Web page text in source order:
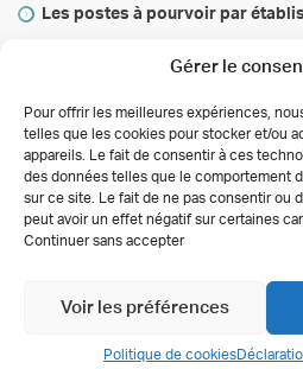
Gérer le
Pour offrir les meilleures expériences,
telles que les cookies pour stocker et/ou
appareils. Le fait de consentir à ces
des données telles que le comportement
sur ce site. Le fait de ne pas consentir ou
peut avoir un effet négatif sur certaines
Continuer sans accepter
Voir les préférences
Politique de cookies
Les postes à pourvoir par
Infos & conseils
Actualités
Autorisations des
Déclaration de
Conditions
Antipodes